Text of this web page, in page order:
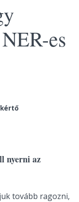
es
nyerni az
tovább ragozni,